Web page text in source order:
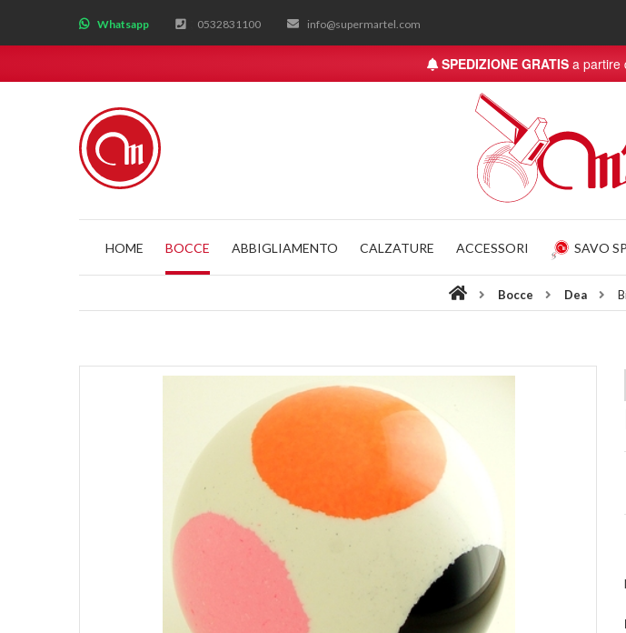
Whatsapp 0532831100 info@supermartel.com
SPEDIZIONE GRATISa partire
HOME BOCCE ABBIGLIAMENTO CALZATURE ACCESSORI SAVO
Bocce Dea